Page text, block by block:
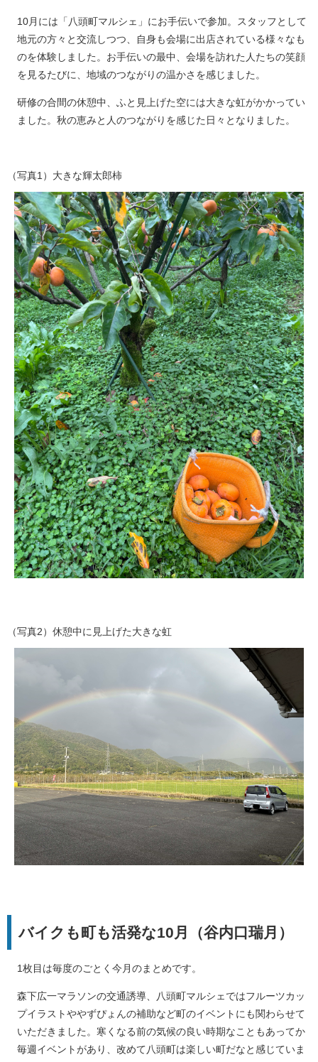
10月には「八頭町マルシェ」にお手伝いで参加。スタッフとして
地元の方々と交流しつつ、自身も会場に出店されている様々なも
のを体験しました。お手伝いの最中、会場を訪れた人たちの笑顔
を見るたびに、地域のつながりの温かさを感じました。
研修の合間の休憩中、ふと見上げた空には大きな虹がかかってい
ました。秋の恵みと人のつながりを感じた日々となりました。
（写真1）大きな輝太郎柿
（写真2）休憩中に見上げた大きな虹
バイクも町も活発な10月 （谷内口瑞月）
1枚目は毎度のごとく今月のまとめです。
森下広一マラソンの交通誘導、八頭町マルシェではフルーツカッ
プイラストややずぴょんの補助など町のイベントにも関わらせて
いただきました。寒くなる前の気候の良い時期なこともあってか
毎週イベントがあり、改めて八頭町は楽しい町だなと感じていま